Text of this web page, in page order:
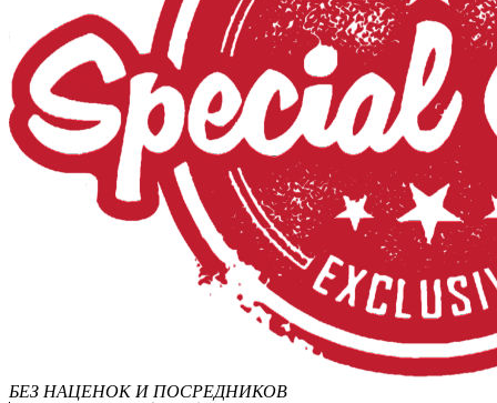
БЕЗ НАЦЕНОК И ПОСРЕДНИКОВ